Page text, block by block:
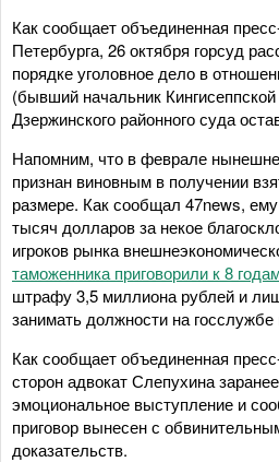
Как сообщает объединенная
Петербурга, 26 октября горсуд
порядке уголовное дело в
(бывший начальник
Дзержинского районного суда
Напомним, что в феврале
признан виновным в получении
размере. Как сообщал 47news,
тысяч долларов за некое
игроков рынка
таможенника приговорили к 8
штрафу 3,5 миллиона рублей и
занимать должности на госслужбе
Как сообщает объединенная
сторон адвокат Слепухина
эмоциональное выступление и
приговор вынесен с
доказательств.